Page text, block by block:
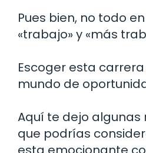
Pues bien, no todo
«trabajo» y «más
Escoger esta
mundo de
Aquí te dejo algunas
que podrías